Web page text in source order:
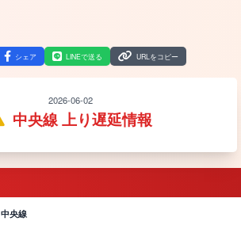
シェア LINEで送る URLをコピー
2026-06-02
中央線 上り遅延情報
中央線